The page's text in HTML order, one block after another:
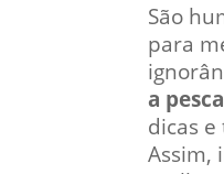
São
para
a
dicas
Assim,